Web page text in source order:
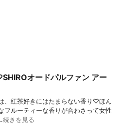
オードパルファン アー
、紅茶好きにはたまらない香り♡ほん
フルーティーな香りが合わさって女性
続きを見る